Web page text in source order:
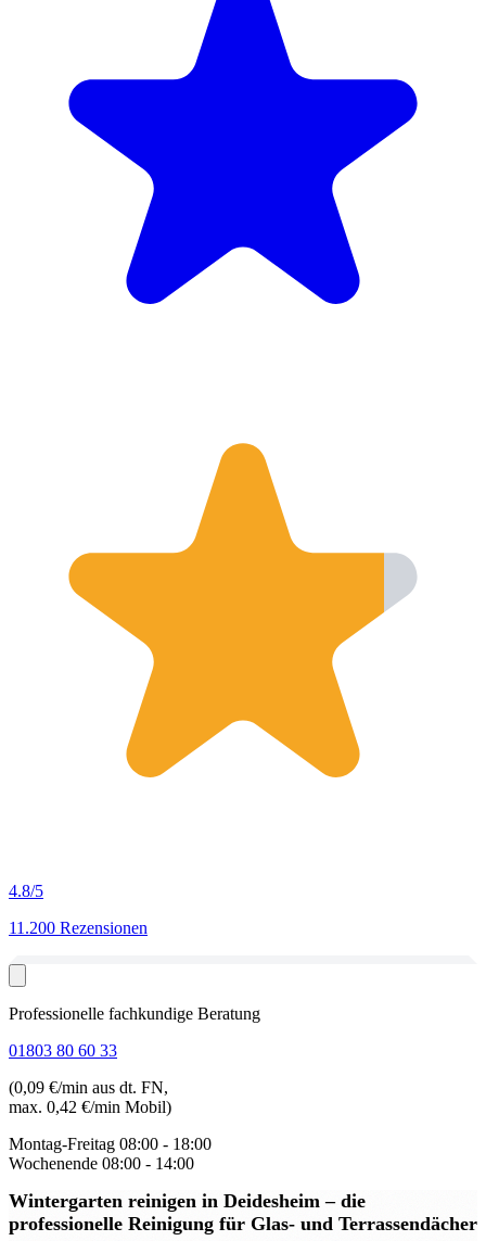
4.8/5
11.200 Rezensionen
Professionelle fachkundige Beratung
01803 80 60 33
(0,09 €/min aus dt. FN,
max. 0,42 €/min Mobil)
Montag-Freitag 08:00 - 18:00
Wochenende 08:00 - 14:00
Wintergarten reinigen in Deidesheim– die
professionelle Reinigung für Glas- und Terrassendächer